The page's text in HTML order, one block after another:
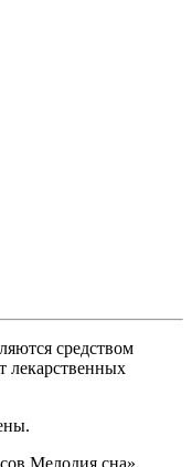
средством
лекарственных
Мелодия сна»,